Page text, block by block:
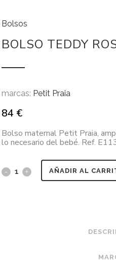
Bolsos
BOLSO TEDDY
marcas: Petit Praia
84 €
Bolso maternal Petit Praia,
lo necesario del bebé. Ref.
AÑADIR AL